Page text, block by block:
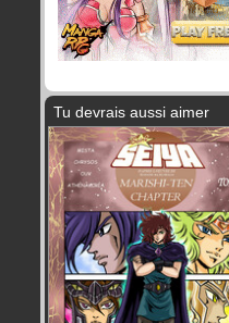
Tu devrais aussi aimer